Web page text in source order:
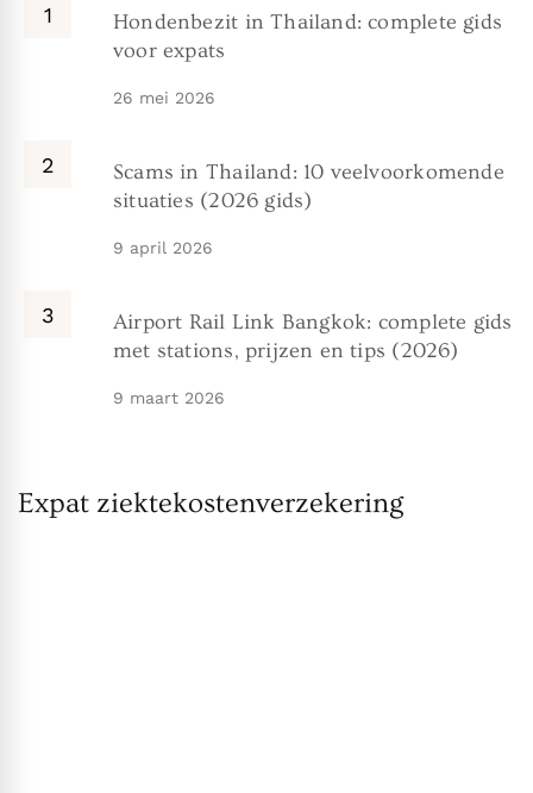
Hondenbezit in Thailand: complete gids
voor expats
26 mei 2026
Scams in Thailand: 10 veelvoorkomende
situaties (2026 gids)
9 april 2026
Airport Rail Link Bangkok: complete gids
met stations, prijzen en tips (2026)
9 maart 2026
Expat ziektekostenverzekering